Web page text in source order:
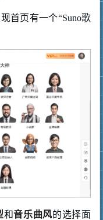
首页有一个“Suno歌
和音乐曲风的选择面